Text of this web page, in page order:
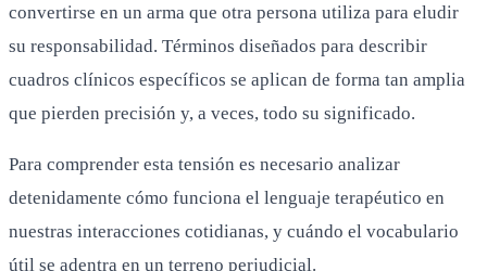
convertirse en un arma que otra persona utiliza para eludir
su responsabilidad. Términos diseñados para describir
cuadros clínicos específicos se aplican de forma tan amplia
que pierden precisión y, a veces, todo su significado.
Para comprender esta tensión es necesario analizar
detenidamente cómo funciona el lenguaje terapéutico en
nuestras interacciones cotidianas, y cuándo el vocabulario
útil se adentra en un terreno perjudicial.